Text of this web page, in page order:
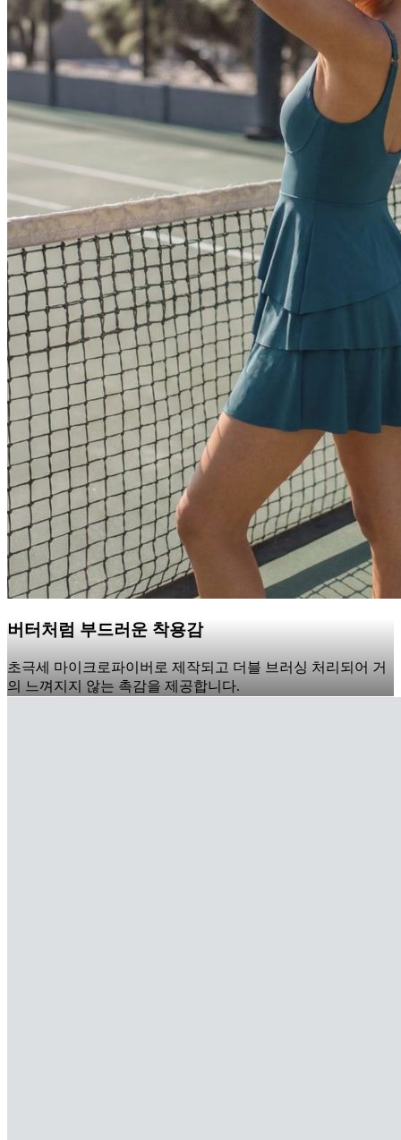
버터처럼 부드러운 착용감
초극세 마이크로파이버로 제작되고 더블 브러싱 처리되어 거
의 느껴지지 않는 촉감을 제공합니다.